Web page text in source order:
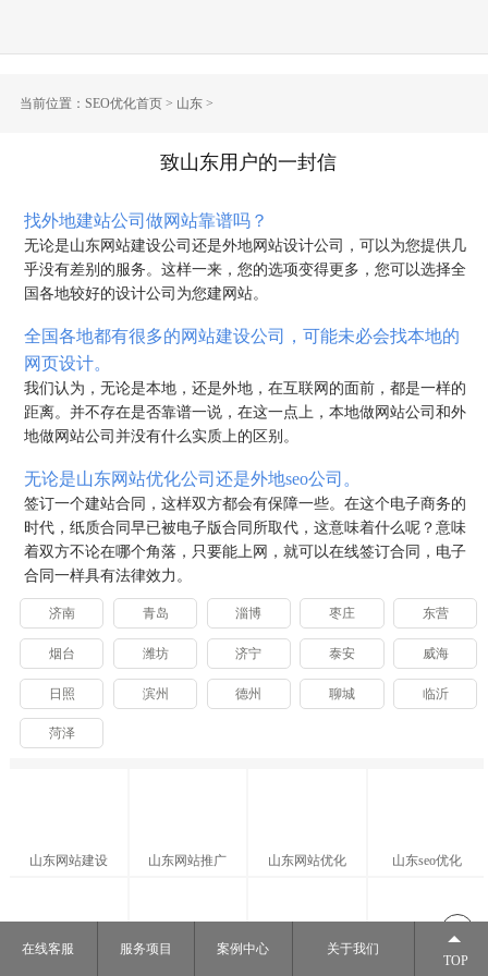
在线客服 服务项目 案例中心 关于我们
TOP
当前位置： SEO优化首页> 山东>
致山东用户的一封信
找外地建站公司做网站靠谱吗？
无论是山东网站建设公司还是外地网站设计公司，可以为您提供几
乎没有差别的服务。这样一来，您的选项变得更多，您可以选择全
国各地较好的设计公司为您建网站。
全国各地都有很多的网站建设公司，可能未必会找本地的
网页设计。
我们认为，无论是本地，还是外地，在互联网的面前，都是一样的
距离。并不存在是否靠谱一说，在这一点上，本地做网站公司和外
地做网站公司并没有什么实质上的区别。
无论是山东网站优化公司还是外地seo公司。
签订一个建站合同，这样双方都会有保障一些。在这个电子商务的
时代，纸质合同早已被电子版合同所取代，这意味着什么呢？意味
着双方不论在哪个角落，只要能上网，就可以在线签订合同，电子
合同一样具有法律效力。
济南 青岛 淄博 枣庄 东营
烟台 潍坊 济宁 泰安 威海
日照 滨州 德州 聊城 临沂
菏泽
山东网站建设 山东网站推广 山东网站优化 山东seo优化
山东网站维护